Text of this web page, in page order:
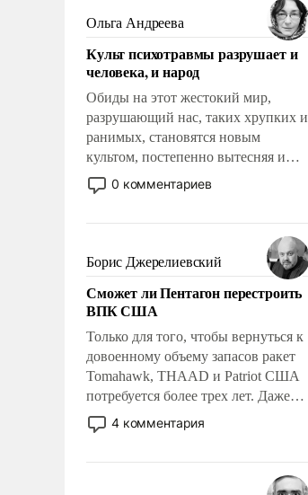
Ольга Андреева
Культ психотравмы разрушает и
человека, и народ
Обиды на этот жестокий мир,
разрушающий нас, таких хрупких и
ранимых, становятся новым
культом, постепенно вытесняя и
отменяя традиционное требование к
человеку – быть мужественным и
на себя ответственность, помогать
слабым, идти вперед и
адаптироваться.
0 комментариев
Борис Джерелиевский
Сможет ли Пентагон перестроить
ВПК США
Только для того, чтобы вернуться к
довоенному объему запасов ракет
Tomahawk, THAAD и Patriot США
потребуется более трех лет. Даже
небольшая война с Ираном
опустошила американские
4 комментария